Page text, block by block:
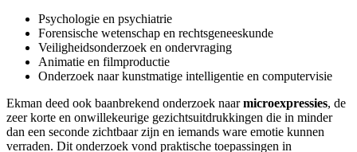
Psychologie en psychiatrie
Forensische wetenschap en rechtsgeneeskunde
Veiligheidsonderzoek en ondervraging
Animatie en filmproductie
Onderzoek naar kunstmatige intelligentie en computervisie
Ekman deed ook baanbrekend onderzoek naarmicroexpressies, de
zeer korte en onwillekeurige gezichtsuitdrukkingen die in minder
dan een seconde zichtbaar zijn en iemands ware emotie kunnen
verraden. Dit onderzoek vond praktische toepassingen in